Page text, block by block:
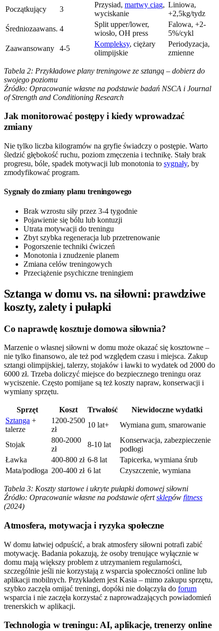
Początkujący 3
Przysiad, martwy ciąg,
wyciskanie
Liniowa,
+2,5kg/tydz
Średniozaawans. 4
Split upper/lower,
wiosło, OH press
Falowa, +2-
5%/cykl
Zaawansowany
4-5
Kompleksy, ciężary
olimpijskie
Periodyzacja,
zmienne
Tabela 2: Przykładowe plany treningowe ze sztangą – dobierz do
swojego poziomu
Źródło: Opracowanie własne na podstawie badań NSCA i Journal
of Strength and Conditioning Research
Jak monitorować postępy i kiedy wprowadzać
zmiany
Nie tylko liczba kilogramów na gryfie świadczy o postępie. Warto
śledzić głębokość ruchu, poziom zmęczenia i technikę. Stały brak
progresu, bóle, spadek motywacji lub monotonia to sygnały, by
zmodyfikować program.
Sygnały do zmiany planu treningowego
Brak wzrostu siły przez 3-4 tygodnie
Pojawienie się bólu lub kontuzji
Utrata motywacji do treningu
Zbyt szybka regeneracja lub przetrenowanie
Pogorszenie techniki ćwiczeń
Monotonia i znudzenie planem
Zmiana celów treningowych
Przeciążenie psychiczne treningiem
Sztanga w domu vs. na siłowni: prawdziwe
koszty, zalety i pułapki
Co naprawdę kosztuje domowa siłownia?
Marzenie o własnej siłowni w domu może okazać się kosztowne –
nie tylko finansowo, ale też pod względem czasu i miejsca. Zakup
sztangi olimpijskiej, talerzy, stojaków i ławki to wydatek od 2000 do
6000 zł. Trzeba doliczyć miejsce do bezpiecznego treningu oraz
wyciszenie. Często pomijane są też koszty napraw, konserwacji i
wymiany sprzętu.
Sprzęt Koszt Trwałość
Niewidoczne wydatki
Sztanga +
talerze
1200-2500
zł
10 lat+ Wymiana gum, smarowanie
Stojak
800-2000
zł
8-10 lat
Konserwacja, zabezpieczenie
podłogi
Ławka
400-800 zł 6-8 lat
Tapicerka, wymiana śrub
Mata/podłoga 200-400 zł 6 lat Czyszczenie, wymiana
Tabela 3: Koszty startowe i ukryte pułapki domowej siłowni
Źródło: Opracowanie własne na podstawie ofertsklepów fitness
(2024)
Atmosfera, motywacja i ryzyka społeczne
W domu łatwiej odpuścić, a brak atmosfery siłowni potrafi zabić
motywację. Badania pokazują, że osoby trenujące wyłącznie w
domu mają większy problem z utrzymaniem regularności,
szczególnie jeśli nie korzystają z wsparcia społeczności online lub
aplikacji mobilnych. Przykładem jest Kasia – mimo zakupu sprzętu,
szybko zaczęła omijać treningi, dopóki nie dołączyła do forum
wsparcia i nie zaczęła korzystać z naprowadzających powiadomień
trenerskich w aplikacji.
Technologia w treningu: AI, aplikacje, trenerzy online